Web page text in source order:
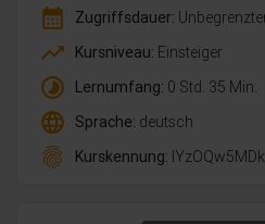
calendar_month Zugriffsdauer:
trending_up Kursniveau: Einsteiger
timelapse Lernumfang: 0 Std. 35 Min.
language Sprache: deutsch
fingerprint Kurskennung: lYzOQw5MDk